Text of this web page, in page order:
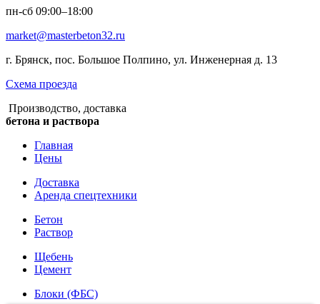
пн-сб 09:00–18:00
market@masterbeton32.ru
г. Брянск, пос. Большое Полпино, ул. Инженерная д. 13
Схема проезда
Производство, доставка
бетона и раствора
Главная
Цены
Доставка
Аренда спецтехники
Бетон
Раствор
Щебень
Цемент
Блоки (ФБС)